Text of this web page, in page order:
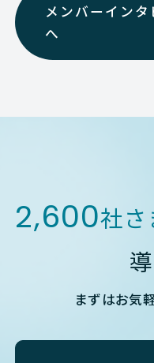
メンバーイン
へ
2,600社さ
まずはお気